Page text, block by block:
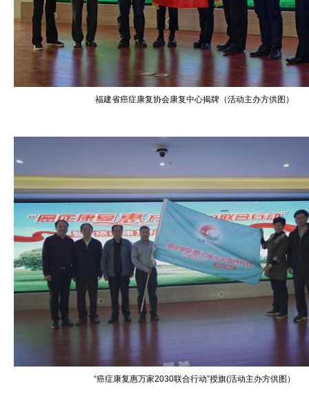
福建省癌症康复协会康复中心揭牌（活动主办方供图）
“癌症康复惠万家2030联合行动”授旗(活动主办方供图）